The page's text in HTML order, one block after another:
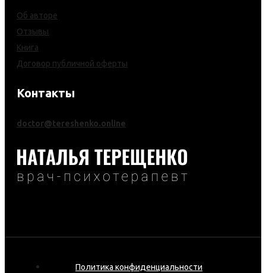
Об авторе
Отзывы
Книга
Договор публичной оферты
Контакты
doctor@tereshenko.online
Политика конфиденциальности